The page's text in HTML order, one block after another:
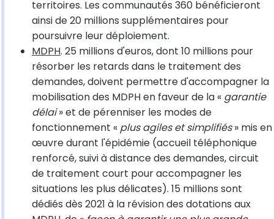
territoires. Les communautés 360 bénéficieront
ainsi de 20 millions supplémentaires pour
poursuivre leur déploiement.
MDPH. 25 millions d'euros, dont 10 millions pour
résorber les retards dans le traitement des
demandes, doivent permettre d'accompagner la
mobilisation des MDPH en faveur de la « garantie
délai» et de pérenniser les modes de
fonctionnement « plus agiles et simplifiés» mis en
œuvre durant l'épidémie (accueil téléphonique
renforcé, suivi à distance des demandes, circuit
de traitement court pour accompagner les
situations les plus délicates). 15 millions sont
dédiés dès 2021 à la révision des dotations aux